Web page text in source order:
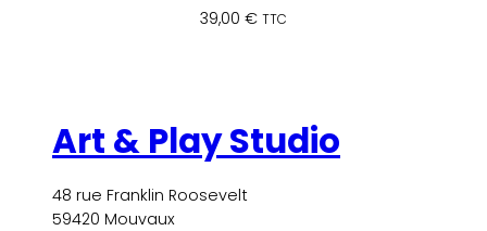
39,00 € TTC
Art & Play Studio
48 rue Franklin Roosevelt
59420 Mouvaux